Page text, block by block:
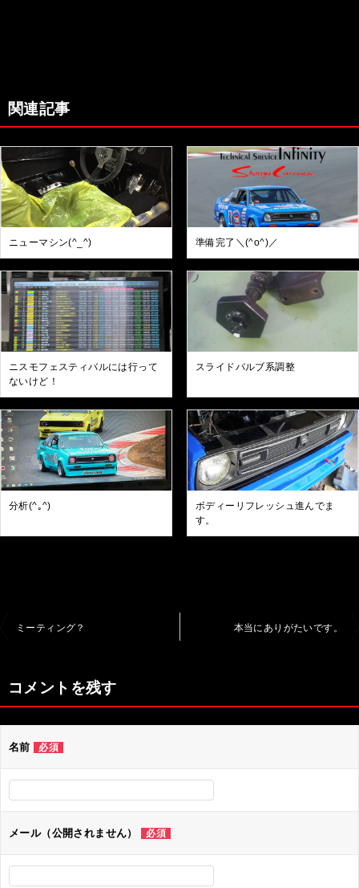
関連記事
ニューマシン(^_^) 準備完了＼(^o^)／
ニスモフェスティバルには行って
ないけど！
スライドバルブ系調整
分析(^｡^)
ボディーリフレッシュ進んでま
す。
ビ
ゲ
ー
シ
ョ
ン
ミーティング？ 本当にありがたいです。
コメントを残す
名前 必須
メール（公開されません） 必須